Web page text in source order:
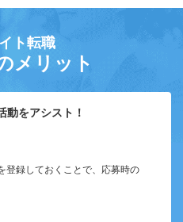
ト転職
メリット
動をアシスト！
登録しておくことで、応募時の